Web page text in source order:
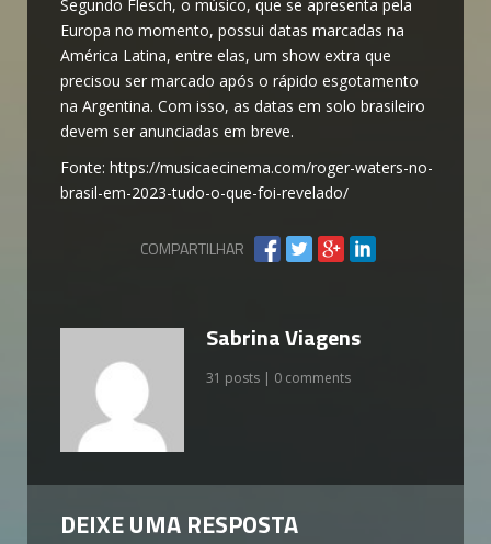
Segundo Flesch, o músico, que se apresenta pela
Europa no momento, possui datas marcadas na
América Latina, entre elas, um show extra que
precisou ser marcado após o rápido esgotamento
na Argentina. Com isso, as datas em solo brasileiro
devem ser anunciadas em breve.
Fonte: https://musicaecinema.com/roger-waters-no-
brasil-em-2023-tudo-o-que-foi-revelado/
COMPARTILHAR
Sabrina Viagens
31 posts | 0 comments
DEIXE UMA RESPOSTA